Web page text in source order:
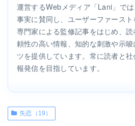
運営するWebメディア「Lani」で
事実に賛同し、ユーザーファース
専門家による監修記事をはじめ、
頼性の高い情報、知的な刺激や示
ツを提供しています。常に読者と
報発信を目指しています。
失恋（19）